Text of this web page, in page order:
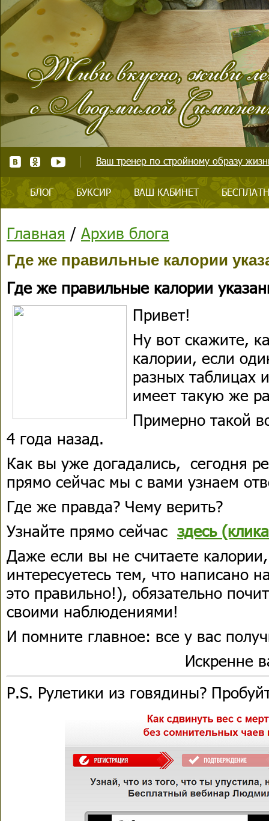
Ваш тренер по стройному образу
БЛОГ БУКСИР ВАШ КАБИНЕТ
Главная / Архив блога
Где же правильные калории
Где же правильные калории
Привет!
Ну вот скажите,
калории, если
разных таблицах
имеет такую же
Примерно такой
4 года назад.
Как вы уже догадались, сегодня
прямо сейчас мы с вами узнаем
Где же правда? Чему верить?
Узнайте прямо сейчас здесь
Даже если вы не считаете
интересуетесь тем, что написано
это правильно!), обязательно
своими наблюдениями!
И помните главное: все у вас
Искренне
P.S. Рулетики из говядины?